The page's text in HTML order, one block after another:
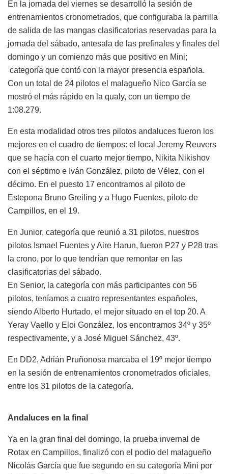
En la jornada del viernes se desarrolló la sesión de
entrenamientos cronometrados, que configuraba la parrilla
de salida de las mangas clasificatorias reservadas para la
jornada del sábado, antesala de las prefinales y finales del
domingo y un comienzo más que positivo en Mini;
categoría que contó con la mayor presencia española.
Con un total de 24 pilotos el malagueño Nico García se
mostró el más rápido en la qualy, con un tiempo de
1:08.279.
En esta modalidad otros tres pilotos andaluces fueron los
mejores en el cuadro de tiempos: el local Jeremy Reuvers
que se hacía con el cuarto mejor tiempo, Nikita Nikishov
con el séptimo e Iván González, piloto de Vélez, con el
décimo. En el puesto 17 encontramos al piloto de
Estepona Bruno Greiling y a Hugo Fuentes, piloto de
Campillos, en el 19.
En Junior, categoría que reunió a 31 pilotos, nuestros
pilotos Ismael Fuentes y Aire Harun, fueron P27 y P28 tras
la crono, por lo que tendrían que remontar en las
clasificatorias del sábado.
En Senior, la categoría con más participantes con 56
pilotos, teníamos a cuatro representantes españoles,
siendo Alberto Hurtado, el mejor situado en el top 20. A
Yeray Vaello y Eloi González, los encontramos 34º y 35º
respectivamente, y a José Miguel Sánchez, 43º.
En DD2, Adrián Pruñonosa marcaba el 19º mejor tiempo
en la sesión de entrenamientos cronometrados oficiales,
entre los 31 pilotos de la categoría.
Andaluces en la final
Ya en la gran final del domingo, la prueba invernal de
Rotax en Campillos, finalizó con el podio del malagueño
Nicolás García que fue segundo en su categoría Mini por